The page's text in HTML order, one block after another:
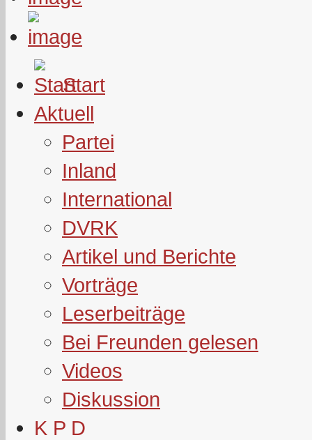
Start
Aktuell
Partei
Inland
International
DVRK
Artikel und Berichte
Vorträge
Leserbeiträge
Bei Freunden gelesen
Videos
Diskussion
K P D